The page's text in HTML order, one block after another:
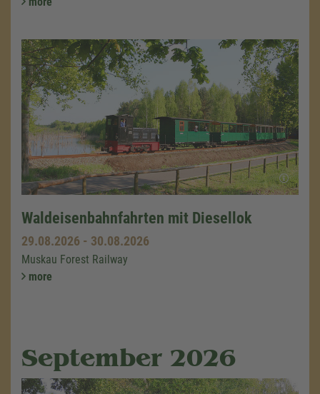
Waldeisenbahnfahrten mit Diesellok
29.08.2026 - 30.08.2026
Muskau Forest Railway
more
September 2026